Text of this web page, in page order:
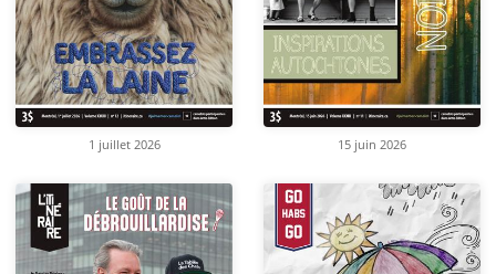
1 juillet 2026 15 juin 2026